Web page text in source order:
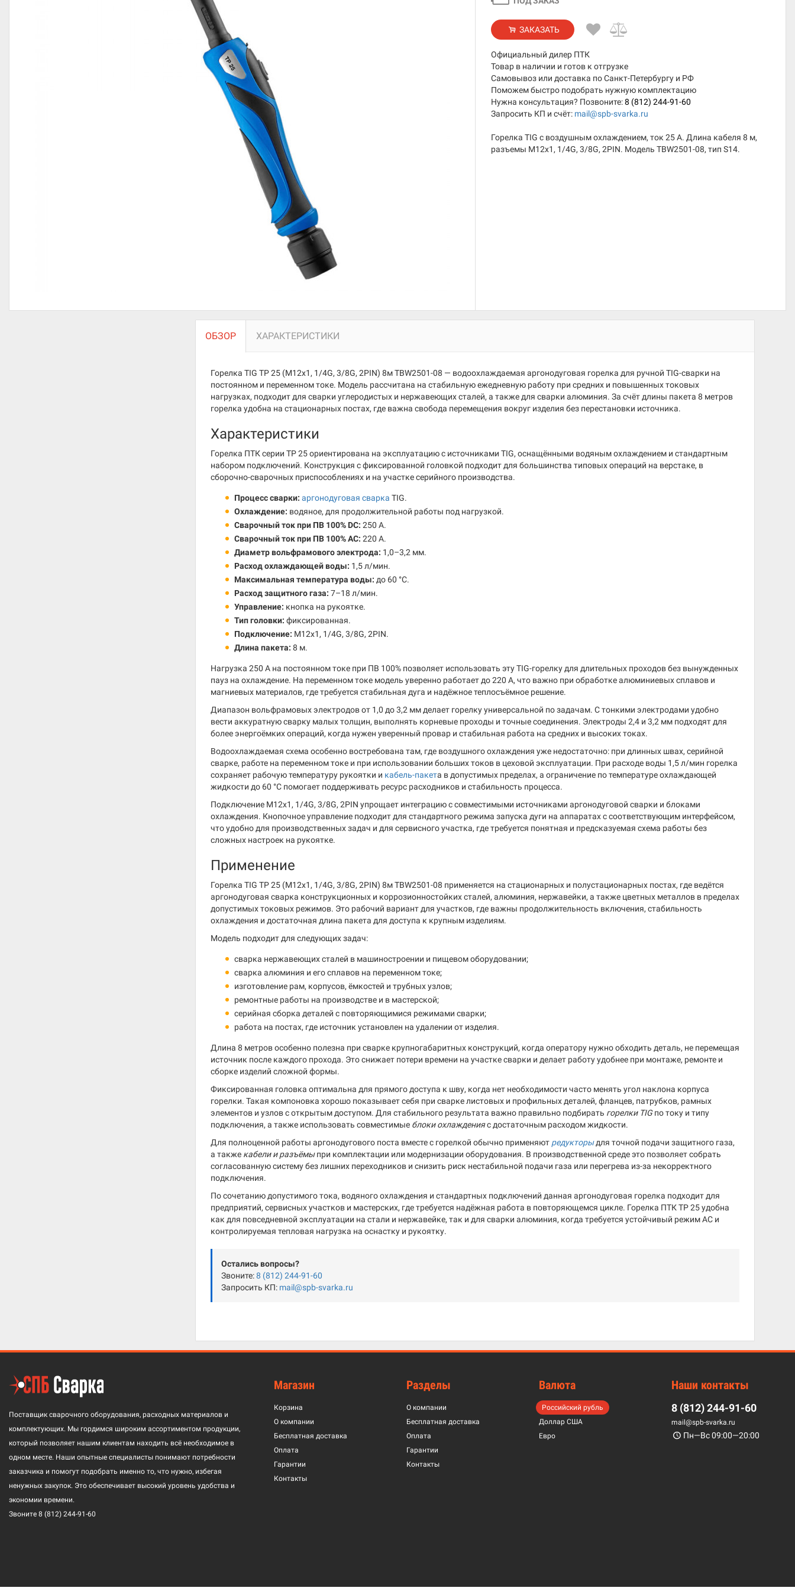
ЗАКАЗАТЬ
Официальный дилер ПТК
Товар в наличии и готов к отгрузке
Самовывоз или доставка по Санкт-Петербургу и РФ
Поможем быстро подобрать нужную комплектацию
Нужна консультация? Позвоните:8 (812) 244-91-60
Запросить КП и счёт: mail@spb-svarka.ru
Горелка TIG с воздушным охлаждением, ток 25 А. Длина кабеля 8 м,
разъемы M12x1, 1/4G, 3/8G, 2PIN. Модель TBW2501-08, тип S14.
ОБЗОР ХАРАКТЕРИСТИКИ
Горелка TIG TP 25 (M12x1, 1/4G, 3/8G, 2PIN) 8м TBW2501-08 — водоохлаждаемая аргонодуговая горелка для ручной TIG-сварки на
постоянном и переменном токе. Модель рассчитана на стабильную ежедневную работу при средних и повышенных токовых
нагрузках, подходит для сварки углеродистых и нержавеющих сталей, а также для сварки алюминия. За счёт длины пакета 8 метров
горелка удобна на стационарных постах, где важна свобода перемещения вокруг изделия без перестановки источника.
Характеристики
Горелка ПТК серии TP 25 ориентирована на эксплуатацию с источниками TIG, оснащёнными водяным охлаждением и стандартным
набором подключений. Конструкция с фиксированной головкой подходит для большинства типовых операций на верстаке, в
сборочно-сварочных приспособлениях и на участке серийного производства.
Процесс сварки: аргонодуговая сварка TIG.
Охлаждение: водяное, для продолжительной работы под нагрузкой.
Сварочный ток при ПВ 100% DC: 250 А.
Сварочный ток при ПВ 100% AC: 220 А.
Диаметр вольфрамового электрода: 1,0–3,2 мм.
Расход охлаждающей воды: 1,5 л/мин.
Максимальная температура воды: до 60 °C.
Расход защитного газа: 7–18 л/мин.
Управление: кнопка на рукоятке.
Тип головки: фиксированная.
Подключение: M12x1, 1/4G, 3/8G, 2PIN.
Длина пакета: 8 м.
Нагрузка 250 А на постоянном токе при ПВ 100% позволяет использовать эту TIG-горелку для длительных проходов без вынужденных
пауз на охлаждение. На переменном токе модель уверенно работает до 220 А, что важно при обработке алюминиевых сплавов и
магниевых материалов, где требуется стабильная дуга и надёжное теплосъёмное решение.
Диапазон вольфрамовых электродов от 1,0 до 3,2 мм делает горелку универсальной по задачам. С тонкими электродами удобно
вести аккуратную сварку малых толщин, выполнять корневые проходы и точные соединения. Электроды 2,4 и 3,2 мм подходят для
более энергоёмких операций, когда нужен уверенный провар и стабильная работа на средних и высоких токах.
Водоохлаждаемая схема особенно востребована там, где воздушного охлаждения уже недостаточно: при длинных швах, серийной
сварке, работе на переменном токе и при использовании больших токов в цеховой эксплуатации. При расходе воды 1,5 л/мин горелка
сохраняет рабочую температуру рукоятки и кабель-пакета в допустимых пределах, а ограничение по температуре охлаждающей
жидкости до 60 °C помогает поддерживать ресурс расходников и стабильность процесса.
Подключение M12x1, 1/4G, 3/8G, 2PIN упрощает интеграцию с совместимыми источниками аргонодуговой сварки и блоками
охлаждения. Кнопочное управление подходит для стандартного режима запуска дуги на аппаратах с соответствующим интерфейсом,
что удобно для производственных задач и для сервисного участка, где требуется понятная и предсказуемая схема работы без
сложных настроек на рукоятке.
Применение
Горелка TIG TP 25 (M12x1, 1/4G, 3/8G, 2PIN) 8м TBW2501-08 применяется на стационарных и полустационарных постах, где ведётся
аргонодуговая сварка конструкционных и коррозионностойких сталей, алюминия, нержавейки, а также цветных металлов в пределах
допустимых токовых режимов. Это рабочий вариант для участков, где важны продолжительность включения, стабильность
охлаждения и достаточная длина пакета для доступа к крупным изделиям.
Модель подходит для следующих задач:
сварка нержавеющих сталей в машиностроении и пищевом оборудовании;
сварка алюминия и его сплавов на переменном токе;
изготовление рам, корпусов, ёмкостей и трубных узлов;
ремонтные работы на производстве и в мастерской;
серийная сборка деталей с повторяющимися режимами сварки;
работа на постах, где источник установлен на удалении от изделия.
Длина 8 метров особенно полезна при сварке крупногабаритных конструкций, когда оператору нужно обходить деталь, не перемещая
источник после каждого прохода. Это снижает потери времени на участке сварки и делает работу удобнее при монтаже, ремонте и
сборке изделий сложной формы.
Фиксированная головка оптимальна для прямого доступа к шву, когда нет необходимости часто менять угол наклона корпуса
горелки. Такая компоновка хорошо показывает себя при сварке листовых и профильных деталей, фланцев, патрубков, рамных
элементов и узлов с открытым доступом. Для стабильного результата важно правильно подбирать горелки TIGпо току и типу
подключения, а также использовать совместимые блоки охлажденияс достаточным расходом жидкости.
Для полноценной работы аргонодугового поста вместе с горелкой обычно применяют редукторыдля точной подачи защитного газа,
а также кабели и разъёмыпри комплектации или модернизации оборудования. В производственной среде это позволяет собрать
согласованную систему без лишних переходников и снизить риск нестабильной подачи газа или перегрева из-за некорректного
подключения.
По сочетанию допустимого тока, водяного охлаждения и стандартных подключений данная аргонодуговая горелка подходит для
предприятий, сервисных участков и мастерских, где требуется надёжная работа в повторяющемся цикле. Горелка ПТК TP 25 удобна
как для повседневной эксплуатации на стали и нержавейке, так и для сварки алюминия, когда требуется устойчивый режим AC и
контролируемая тепловая нагрузка на оснастку и рукоятку.
Остались вопросы?
Звоните:8 (812) 244-91-60
Запросить КП: mail@spb-svarka.ru
Поставщик сварочного оборудования, расходных материалов и
комплектующих. Мы гордимся широким ассортиментом продукции,
который позволяет нашим клиентам находить всё необходимое в
одном месте. Наши опытные специалисты понимают потребности
заказчика и помогут подобрать именно то, что нужно, избегая
ненужных закупок. Это обеспечивает высокий уровень удобства и
экономии времени.
Звоните 8 (812) 244-91-60
Магазин
Корзина
О компании
Бесплатная доставка
Оплата
Гарантии
Контакты
Разделы
О компании
Бесплатная доставка
Оплата
Гарантии
Контакты
Валюта
Российский рубль
Доллар США
Евро
Наши контакты
8 (812) 244-91-60
mail@spb-svarka.ru
Пн—Вс 09:00—20:00